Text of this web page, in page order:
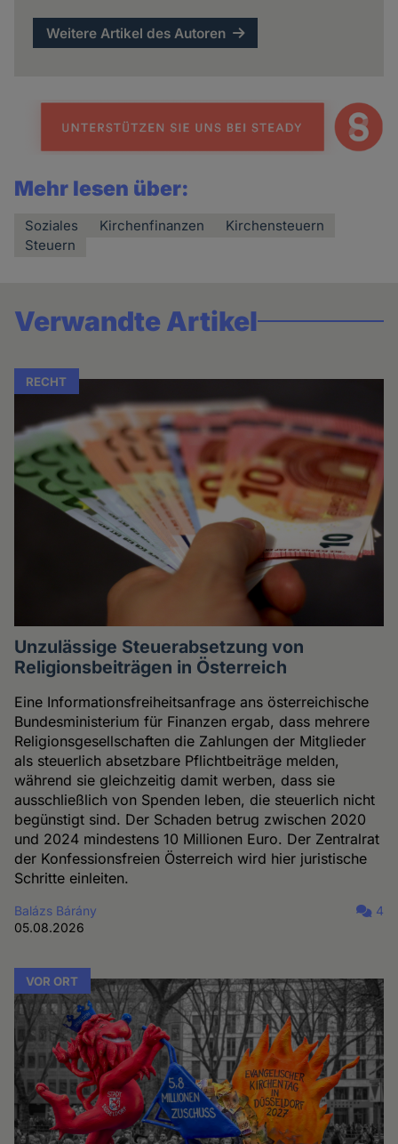
Weitere Artikel des Autoren
Mehr lesen über:
Soziales Kirchenfinanzen
Kirchensteuern
Steuern
Verwandte Artikel
RECHT
Unzulässige Steuerabsetzung von
Religionsbeiträgen in Österreich
Eine Informationsfreiheitsanfrage ans österreichische
Bundesministerium für Finanzen ergab, dass mehrere
Religionsgesellschaften die Zahlungen der Mitglieder
als steuerlich absetzbare Pflichtbeiträge melden,
während sie gleichzeitig damit werben, dass sie
ausschließlich von Spenden leben, die steuerlich nicht
begünstigt sind. Der Schaden betrug zwischen 2020
und 2024 mindestens 10 Millionen Euro. Der Zentralrat
der Konfessionsfreien Österreich wird hier juristische
Schritte einleiten.
Balázs Bárány
05.08.2026
4
VOR ORT